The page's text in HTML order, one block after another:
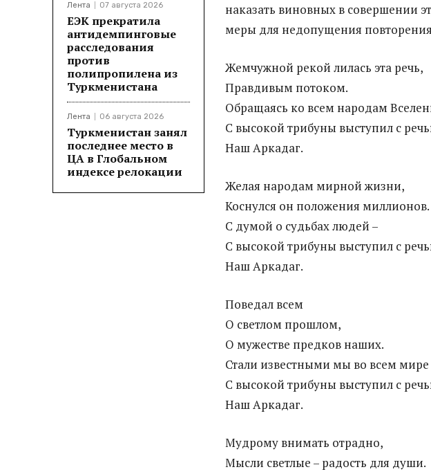
Лента 07 августа 2026
ЕЭК прекратила
антидемпинговые
расследования
против
полипропилена из
Туркменистана
Лента 06 августа 2026
Туркменистан занял
последнее место в
ЦА в Глобальном
индексе релокации
наказать виновных в совершении
меры для недопущения
Жемчужной рекой лилась эта речь,
Правдивым потоком.
Обращаясь ко всем народам
С высокой трибуны выступил с
Наш Аркадаг.
Желая народам мирной жизни,
Коснулся он положения миллионов.
С думой о судьбах людей –
С высокой трибуны выступил с
Наш Аркадаг.
Поведал всем
О светлом прошлом,
О мужестве предков наших.
Стали известными мы во всем мире
С высокой трибуны выступил с
Наш Аркадаг.
Мудрому внимать отрадно,
Мысли светлые – радость для души.